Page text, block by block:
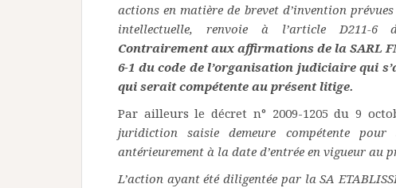
actions en matière de brevet d’invention
intellectuelle, renvoie à l’article D211-6
Contrairement aux affirmations de la SARL
6-1 du code de l’organisation judiciaire qui
qui serait compétente au présent litige.
Par ailleurs le décret n° 2009-1205 du 9
juridiction saisie demeure compétente
antérieurement à la date d’entrée en vigueur au
L’action ayant été diligentée par la SA